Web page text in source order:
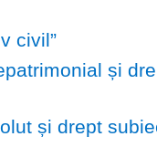
civil”
și
și drept